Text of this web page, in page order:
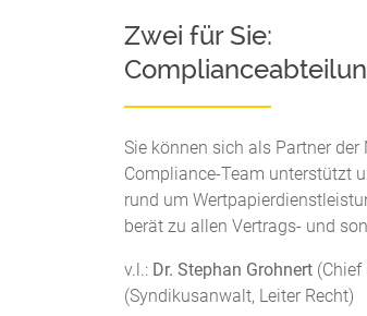
Zwei für Sie:
Sie können sich als Partner
Compliance-Team unterstützt
rund um
berät zu allen Vertrags- und
v.l.: Dr. Stephan Grohnert (Chief
(Syndikusanwalt, Leiter Recht)